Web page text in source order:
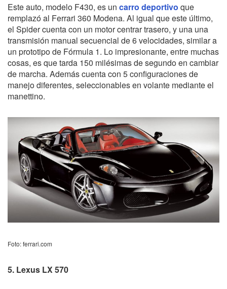
Este auto, modelo F430, es un carro deportivo que
remplazó al Ferrari 360 Modena. Al igual que este último,
el Spider cuenta con un motor centrar trasero, y una una
transmisión manual secuencial de 6 velocidades, similar a
un prototipo de Fórmula 1. Lo impresionante, entre muchas
cosas, es que tarda 150 milésimas de segundo en cambiar
de marcha. Además cuenta con 5 configuraciones de
manejo diferentes, seleccionables en volante mediante el
manettino.
Foto: ferrari.com
5. Lexus LX 570